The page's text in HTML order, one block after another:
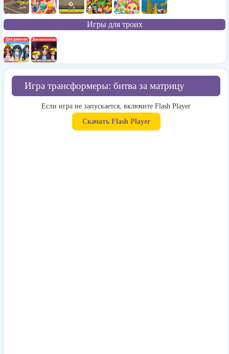
Игры для троих
Игра трансформеры: битва за матрицу
Если игра не запускается, включите Flash Player
Скачать Flash Player